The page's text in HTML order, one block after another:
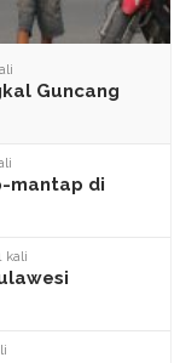
Guncang
mantap di
kali